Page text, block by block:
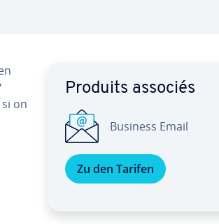
on
Produits associés
Business Email
Zu den Tarifen